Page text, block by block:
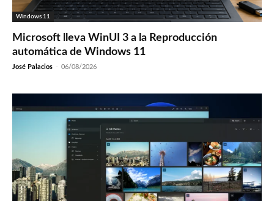
Windows 11
Microsoft lleva WinUI 3 a la Reproducción
automática de Windows 11
José Palacios - 06/08/2026